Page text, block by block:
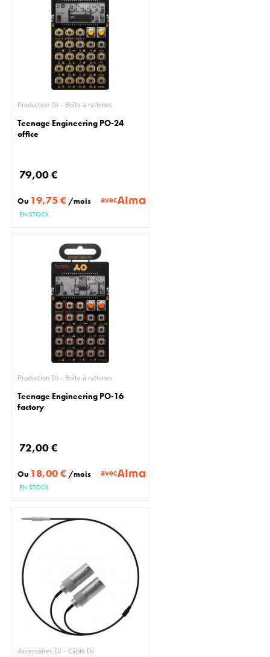
Production DJ - Boîte à rythmes
Teenage Engineering PO-24
office
79,00 €
Ou 19,75 € /mois avec
EN STOCK
Production DJ - Boîte à rythmes
Teenage Engineering PO-16
factory
72,00 €
Ou 18,00 € /mois avec
EN STOCK
Accessoires DJ - Câble DJ